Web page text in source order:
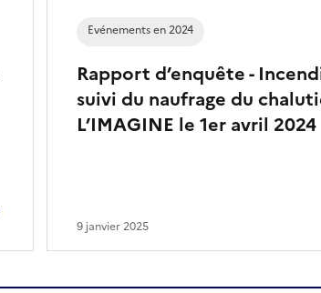
Rapport d’enquête -
suivi du naufrage du
L’IMAGINE le 1er avril 2024
Evénements en 2024
9 janvier 2025